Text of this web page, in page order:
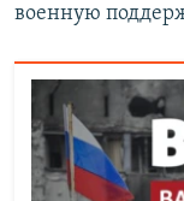
военную